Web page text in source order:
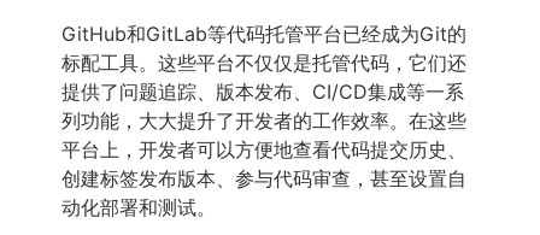
GitHub和GitLab等代码托管平台已经成为Git的
标配工具。这些平台不仅仅是托管代码，它们还
提供了问题追踪、版本发布、CI/CD集成等一系
列功能，大大提升了开发者的工作效率。在这些
平台上，开发者可以方便地查看代码提交历史、
创建标签发布版本、参与代码审查，甚至设置自
动化部署和测试。